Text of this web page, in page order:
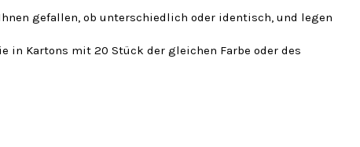
gefallen, ob unterschiedlich oder identisch, und legen
in Kartons mit 20 Stück der gleichen Farbe oder des